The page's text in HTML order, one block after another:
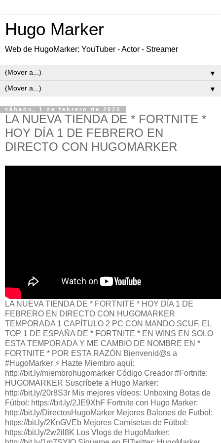
Hugo Marker
Web de HugoMarker: YouTuber - Actor - Streamer
▼
▼
sábado, 1 de febrero de 2020
LA NUEVA TIENDA DE * FORTNITE *
HOY DÍA 1 DE FEBRERO EN
DIRECTO CON HUGOMARKER
LA NUEVA TIENDA DE * FORTNITE * HOY DÍA 1 DE
FEBRERO EN DIRECTO CON HUGOMARKER
TEMPORADA 1 CAPÍTULO 2 PC CON MANDO SCUF. EL
TOP 1 DE ESPAÑA DE * FORTNITE * EN WINS EN SOLO
ESTA TEMPORADA Y ME CAMBIO DE NOMBRE EN *
FORTNITE * POR ESTA RAZÓN Bienvenid@s a
#HugoMarker ⚡️ Hazte Miembro aquí:
http://bit.ly/miembrohugomarker Código Creador #Fortnite:
HUGOMARKER Suscríbete a Hugo Marker:
http://bit.ly/20r8S3r Mis mejores vídeos: Unboxing Botas de
Fútbol: https://bit.ly/2JE9XhF Fortnite con Hugo Marker:
http://bit.ly/DirectosHugoMarker Mejores Balones de Futbol:
https://bit.ly/2KnGVEb Mejores Camisetas de Fútbol:
https://bit.ly/2w2il8K Los Vlogs de HugoMarker: